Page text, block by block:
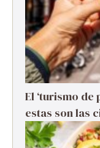
El ‘turismo de
estas son las